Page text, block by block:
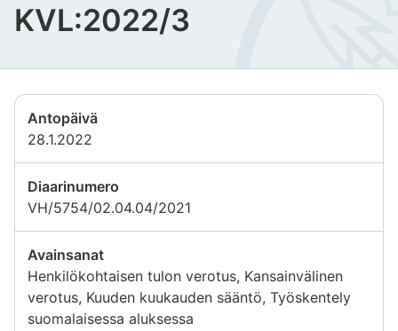
KVL:2022/3
Antopäivä
28.1.2022
Diaarinumero
VH/5754/02.04.04/2021
Avainsanat
Henkilökohtaisen tulon verotus, Kansainvälinen
verotus, Kuuden kuukauden sääntö, Työskentely
suomalaisessa aluksessa